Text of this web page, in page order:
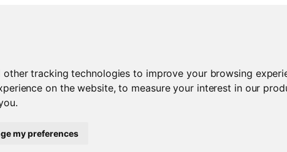
other tracking technologies to improve your browsing
on the website,to measure your interest in our
.
my preferences